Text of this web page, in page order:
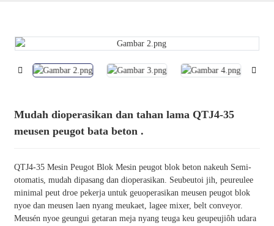
Mudah dioperasikan dan tahan lama QTJ4-35
meusen peugot bata beton .
QTJ4-35 Mesin Peugot Blok Mesin peugot blok beton nakeuh Semi-
otomatis, mudah dipasang dan dioperasikan. Seubeutoi jih, peureulee
minimal peut droe pekerja untuk geuoperasikan meusen peugot blok
nyoe dan meusen laen nyang meukaet, lagee mixer, belt conveyor.
Meusén nyoe geungui getaran meja nyang teuga keu geupeujiôh udara